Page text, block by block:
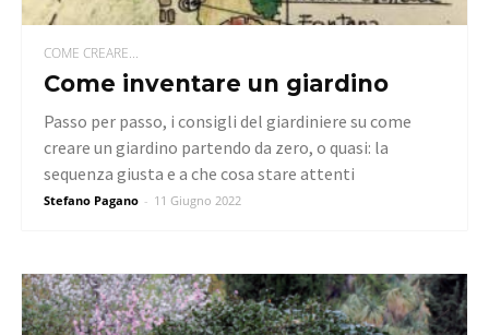
COME CREARE...
Come inventare un giardino
Stefano Pagano - 11 Giugno 2022
Passo per passo, i consigli del giardiniere su come
creare un giardino partendo da zero, o quasi: la
sequenza giusta e a che cosa stare attenti